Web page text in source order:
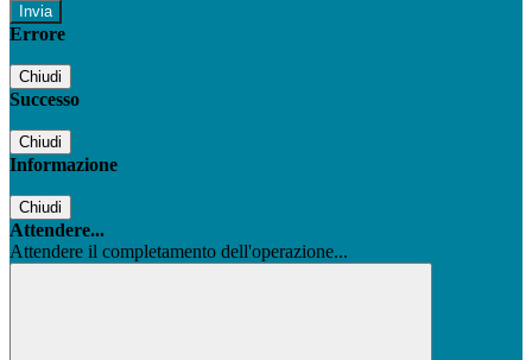
Errore
Chiudi
Successo
Chiudi
Informazione
Chiudi
Attendere...
Attendere il completamento dell'operazione...